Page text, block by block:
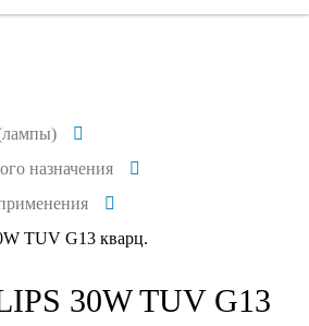
назначения
TUV G13 кварц.
30W TUV G13